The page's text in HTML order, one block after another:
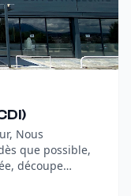
que possible,
découpe